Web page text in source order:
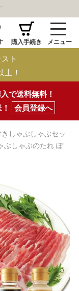
購入手続き メニュー
ト
上！
で送料無料！
会員登録へ
しゃぶしゃぶセッ
ぶしゃぶのたれ ぽ